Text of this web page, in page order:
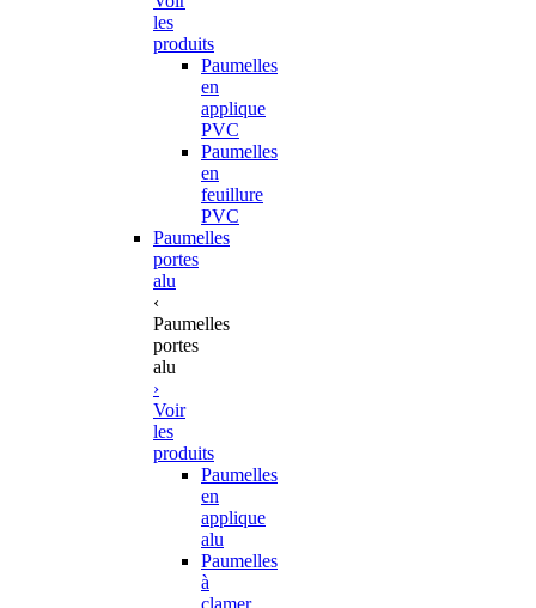
les
produits
Paumelles
en
applique
PVC
Paumelles
en
feuillure
PVC
Paumelles
portes
alu
‹
Paumelles
portes
alu
›
Voir
les
produits
Paumelles
en
applique
alu
Paumelles
à
clamer